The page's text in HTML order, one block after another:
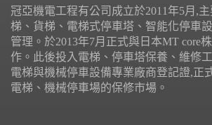
冠亞機電工程有公司成立於2011年5月,
梯、貨梯、電梯式停車塔、智能化停車
管理。於2013年7月正式與日本MT core
作。此後投入電梯、停車塔保養、維修
電梯與機械停車設備專業廠商登記證,正
電梯、機械停車場的保修市場。